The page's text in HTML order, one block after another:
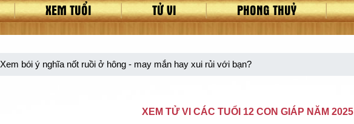
XEM TUỔI TỬ VI PHONG THUỶ
Xem bói ý nghĩa nốt ruồi ở hông - may mắn hay xui rủi với bạn?
XEM TỬ VI CÁC TUỔI 12 CON GIÁP NĂM 2025